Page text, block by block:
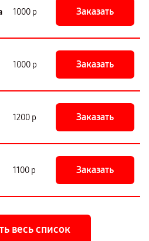
1000 р Заказать
1000 р Заказать
1200 р Заказать
1100 р Заказать
весь список